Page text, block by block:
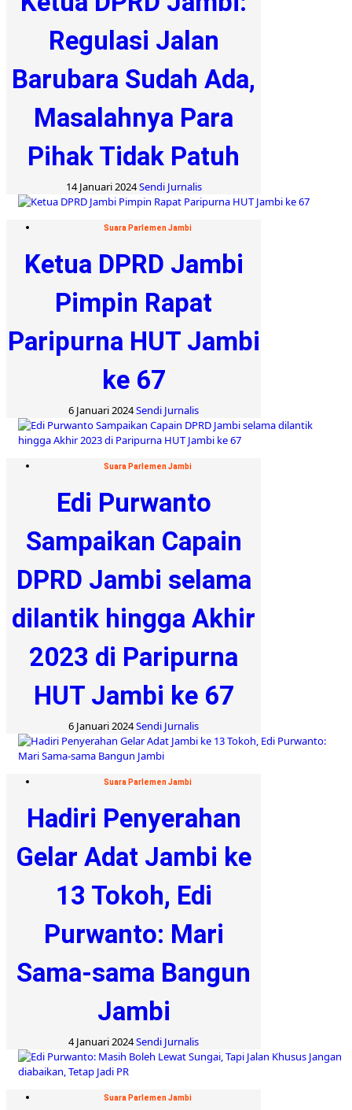
Regulasi Jalan
Barubara Sudah Ada,
Masalahnya Para
Pihak Tidak Patuh
14 Januari 2024Sendi Jurnalis
Suara Parlemen Jambi
Ketua DPRD Jambi
Pimpin Rapat
Paripurna HUT Jambi
ke 67
6 Januari 2024Sendi Jurnalis
Suara Parlemen Jambi
Edi Purwanto
Sampaikan Capain
DPRD Jambi selama
dilantik hingga Akhir
2023 di Paripurna
HUT Jambi ke 67
6 Januari 2024Sendi Jurnalis
Suara Parlemen Jambi
Hadiri Penyerahan
Gelar Adat Jambi ke
13 Tokoh, Edi
Purwanto: Mari
Sama-sama Bangun
Jambi
4 Januari 2024Sendi Jurnalis
Suara Parlemen Jambi